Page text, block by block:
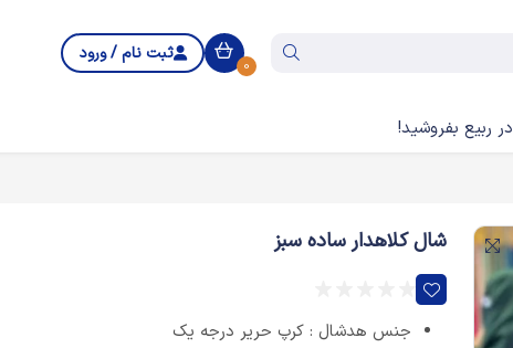
0
ثبت نام / ورود
در ربیع بفروشید!
شال کلاهدار ساده سبز
جنس هدشال : كرپ حرير درجه یک